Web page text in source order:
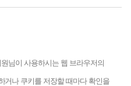
님이 사용하시는 웹 브라우저의
거나 쿠키를 저장할 때마다 확인을